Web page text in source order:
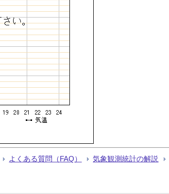
よくある質問（FAQ） 気象観測統計の解説